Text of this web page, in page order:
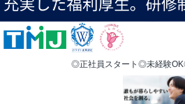
◎正社員スタート◎未経験